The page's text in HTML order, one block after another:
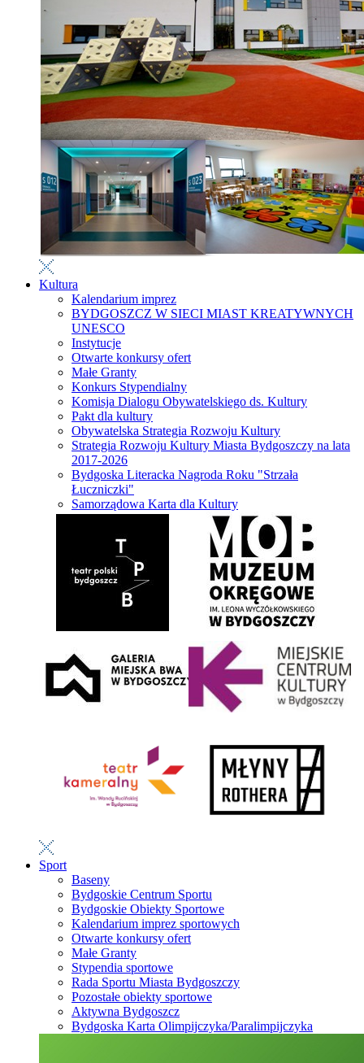
Kultura
Kalendarium imprez
BYDGOSZCZ W SIECI MIAST KREATYWNYCH
UNESCO
Instytucje
Otwarte konkursy ofert
Małe Granty
Konkurs Stypendialny
Komisja Dialogu Obywatelskiego ds. Kultury
Pakt dla kultury
Obywatelska Strategia Rozwoju Kultury
Strategia Rozwoju Kultury Miasta Bydgoszczy na lata
2017-2026
Bydgoska Literacka Nagroda Roku "Strzała
Łuczniczki"
Samorządowa Karta dla Kultury
Sport
Baseny
Bydgoskie Centrum Sportu
Bydgoskie Obiekty Sportowe
Kalendarium imprez sportowych
Otwarte konkursy ofert
Małe Granty
Stypendia sportowe
Rada Sportu Miasta Bydgoszczy
Pozostałe obiekty sportowe
Aktywna Bydgoszcz
Bydgoska Karta Olimpijczyka/Paralimpijczyka